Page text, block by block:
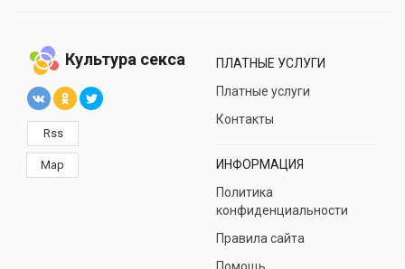
Культура секса
Rss
Map
ПЛАТНЫЕ УСЛУГИ
Платные услуги
Контакты
ИНФОРМАЦИЯ
Политика
конфиденциальности
Правила сайта